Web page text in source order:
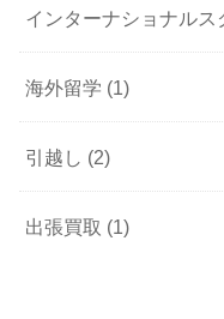
インターナショナルス
海外留学 (1)
引越し (2)
出張買取 (1)